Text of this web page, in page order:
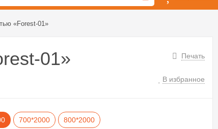
«Forest-01»
Печать
01»
В избранное
700*2000 800*2000